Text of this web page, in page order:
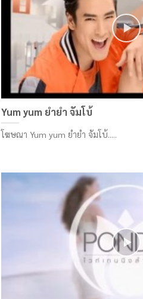
Yum yum ยำยำ จัมโบ้
โฆษณา Yum yum ยำยำ จัมโบ้.....